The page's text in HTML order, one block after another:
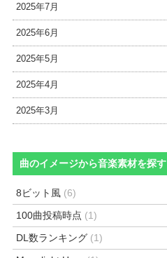
2025年7月
2025年6月
2025年5月
2025年4月
2025年3月
曲のイメージから音楽素材を探す
8ビット風 (6)
100曲投稿時点 (1)
DL数ランキング (1)